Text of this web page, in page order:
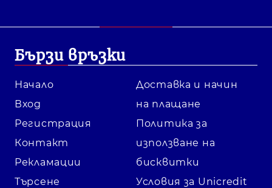
Бързи връзки
Начало
Вход
Регистрация
Контакт
Рекламации
Търсене
Доставка и начин
на плащане
Политика за
използване на
бисквитки
Условия за Unicredit